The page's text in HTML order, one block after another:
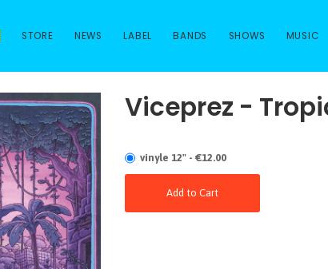
STORE NEWS LABEL BANDS SHOWS MUSIC
Viceprez -
vinyle 12" - €12.00
Add to Cart